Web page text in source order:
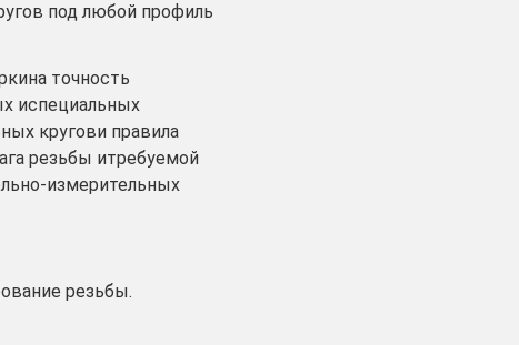
под любой профиль
точность
испециальных
кругови правила
резьбы итребуемой
измерительных
резьбы.